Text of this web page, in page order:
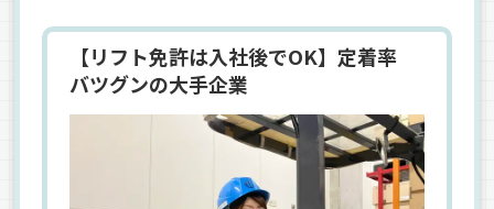
【リフト免許は入社後でOK】定着率
バツグンの大手企業